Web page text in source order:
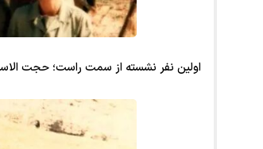
اولین نفر نشسته از سمت راست؛ حجت